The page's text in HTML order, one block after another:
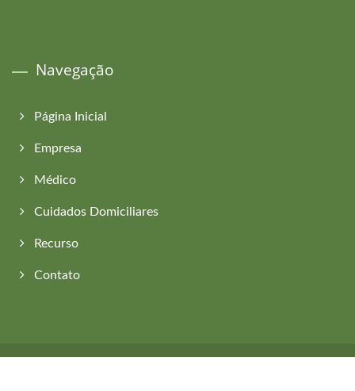
Navegação
Página Inicial
Empresa
Médico
Cuidados Domiciliares
Recurso
Contato